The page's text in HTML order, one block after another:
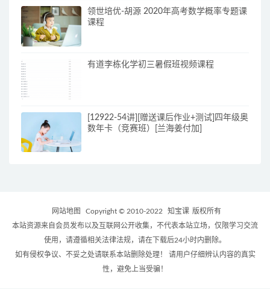
领世培优-胡源 2020年高考数学概率专题课
课程
有道李栋化学初三暑假班视频课程
[12922-54讲][赠送课后作业+测试]四年级奥
数年卡（竞赛班）[兰海姜付加]
网站地图 Copyright © 2010-2022 知宝课 版权所有
本站资源来自会员发布以及互联网公开收集，不代表本站立场，仅限学习交流
使用，请遵循相关法律法规，请在下载后24小时内删除。
如有侵权争议、不妥之处请联系本站删除处理！ 请用户仔细辨认内容的真实
性，避免上当受骗！